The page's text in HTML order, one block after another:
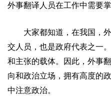
外事翻译人员在工作中需要
大家都知道， 在我国，
交人员，也是政府代表之一
和主张的载体。因此，外事
向和政治立场，拥有高度的
中注意政治。